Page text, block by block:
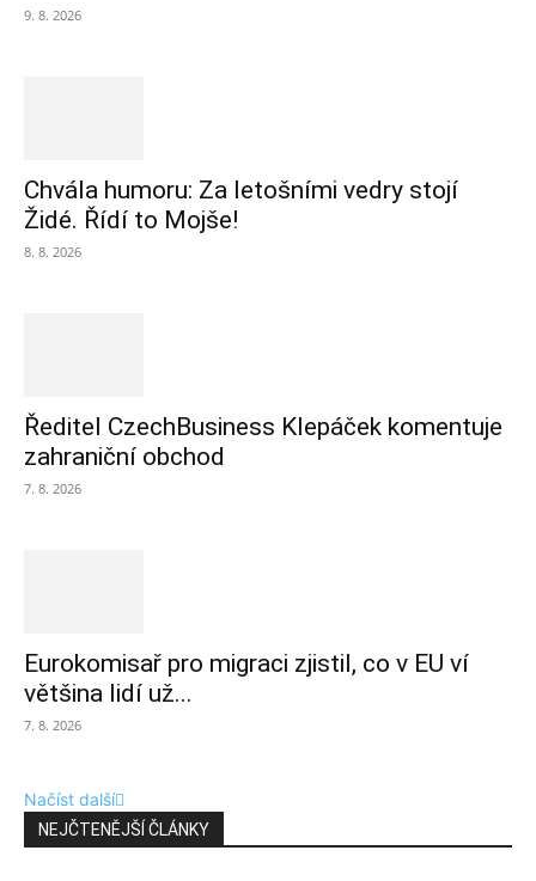
9. 8. 2026
Chvála humoru: Za letošními vedry stojí
Židé. Řídí to Mojše!
8. 8. 2026
Ředitel CzechBusiness Klepáček komentuje
zahraniční obchod
7. 8. 2026
Eurokomisař pro migraci zjistil, co v EU ví
většina lidí už...
7. 8. 2026
Načíst další
NEJČTENĚJŠÍ ČLÁNKY